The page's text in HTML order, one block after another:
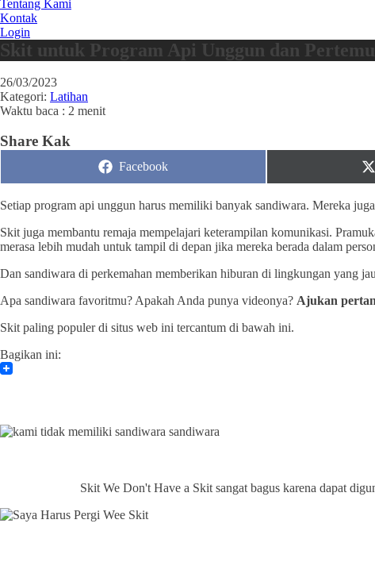
Tentang Kami
Kontak
Login
Skit untuk Program Api Unggun dan
26/03/2023
Kategori: Latihan
Waktu baca : 2 menit
Share Kak
Share
Facebook
Setiap program api unggun harus memiliki banyak sandiwara. Mereka
Skit juga membantu remaja mempelajari keterampilan komunikasi.
merasa lebih mudah untuk tampil di depan jika mereka berada dalam
Dan sandiwara di perkemahan memberikan hiburan di lingkungan yang
Apa sandiwara favoritmu? Apakah Anda punya videonya? Ajukan
Skit paling populer di situs web ini tercantum di bawah ini.
Bagikan ini:
Skit We Don't Have a Skit sangat bagus karena dapat